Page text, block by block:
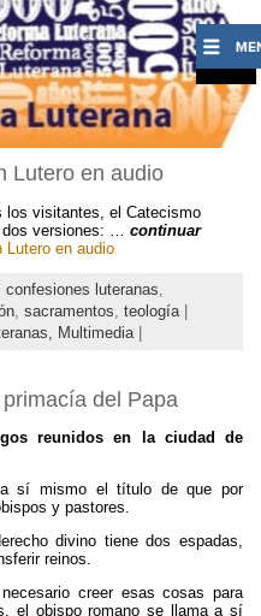
Lutero en audio
los visitantes, el Catecismo
dos versiones: … continuar
Lutero en audio
confesiones luteranas
sacramentos teología |
Multimedia |
del Papa
reunidos en la ciudad de
sí mismo el título de que por
y pastores.
divino tiene dos espadas,
reinos.
creer esas cosas para
el obispo romano se llama a sí